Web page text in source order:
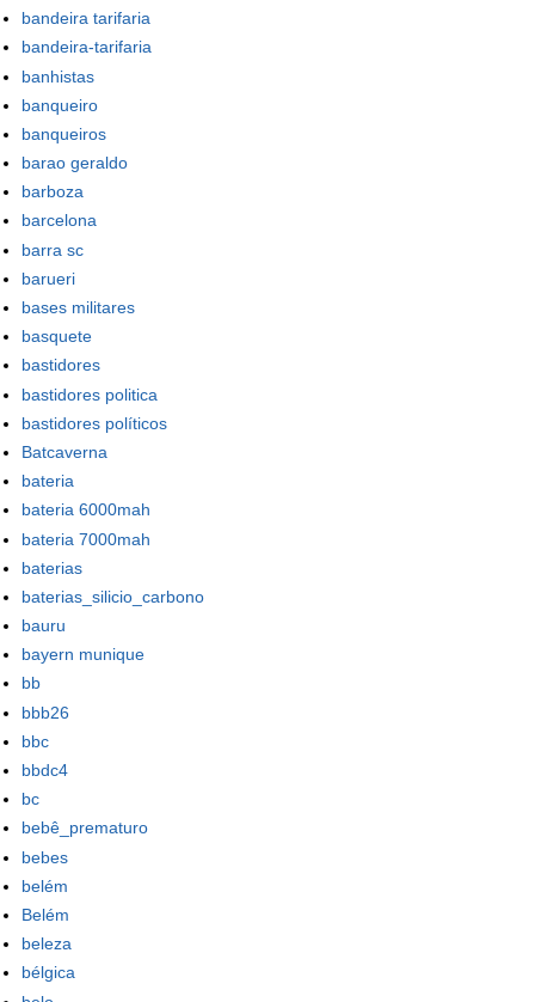
bandeira tarifaria
bandeira-tarifaria
banhistas
banqueiro
banqueiros
barao geraldo
barboza
barcelona
barra sc
barueri
bases militares
basquete
bastidores
bastidores politica
bastidores políticos
Batcaverna
bateria
bateria 6000mah
bateria 7000mah
baterias
baterias_silicio_carbono
bauru
bayern munique
bb
bbb26
bbc
bbdc4
bc
bebê_prematuro
bebes
belém
Belém
beleza
bélgica